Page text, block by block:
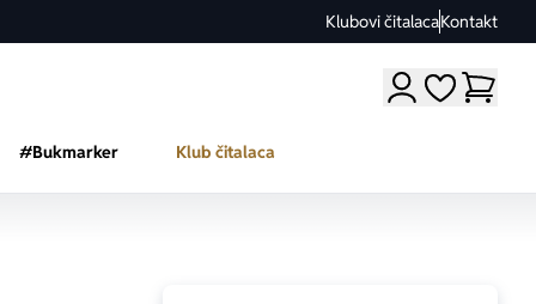
Klubovi čitalacaKontakt
Moji omiljeni
#Bukmarker Klub čitalaca